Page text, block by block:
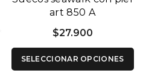
art 850 A
$27.900
SELECCIONAR OPCIONES